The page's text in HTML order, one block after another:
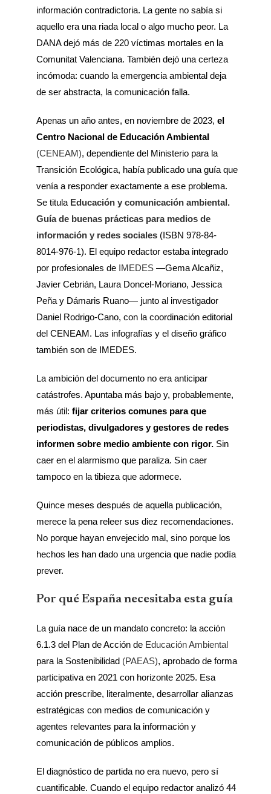
información contradictoria. La gente no sabía si
aquello era una riada local o algo mucho peor. La
DANA dejó más de 220 víctimas mortales en la
Comunitat Valenciana. También dejó una certeza
incómoda: cuando la emergencia ambiental deja
de ser abstracta, la comunicación falla.
Apenas un año antes, en noviembre de 2023, el
Centro Nacional de Educación Ambiental
(CENEAM), dependiente del Ministerio para la
Transición Ecológica, había publicado una guía que
venía a responder exactamente a ese problema.
Se titula Educación y comunicación ambiental.
Guía de buenas prácticas para medios de
información y redes sociales(ISBN 978-84-
8014-976-1). El equipo redactor estaba integrado
por profesionales de IMEDES—Gema Alcañiz,
Javier Cebrián, Laura Doncel-Moriano, Jessica
Peña y Dámaris Ruano— junto al investigador
Daniel Rodrigo-Cano, con la coordinación editorial
del CENEAM. Las infografías y el diseño gráfico
también son de IMEDES.
La ambición del documento no era anticipar
catástrofes. Apuntaba más bajo y, probablemente,
más útil: fijar criterios comunes para que
periodistas, divulgadores y gestores de redes
informen sobre medio ambiente con rigor.Sin
caer en el alarmismo que paraliza. Sin caer
tampoco en la tibieza que adormece.
Quince meses después de aquella publicación,
merece la pena releer sus diez recomendaciones.
No porque hayan envejecido mal, sino porque los
hechos les han dado una urgencia que nadie podía
prever.
Por qué España necesitaba esta guía
La guía nace de un mandato concreto: la acción
6.1.3 del Plan de Acción deEducación Ambiental
para la Sostenibilidad (PAEAS), aprobado de forma
participativa en 2021 con horizonte 2025. Esa
acción prescribe, literalmente, desarrollar alianzas
estratégicas con medios de comunicación y
agentes relevantes para la información y
comunicación de públicos amplios.
El diagnóstico de partida no era nuevo, pero sí
cuantificable. Cuando el equipo redactor analizó 44